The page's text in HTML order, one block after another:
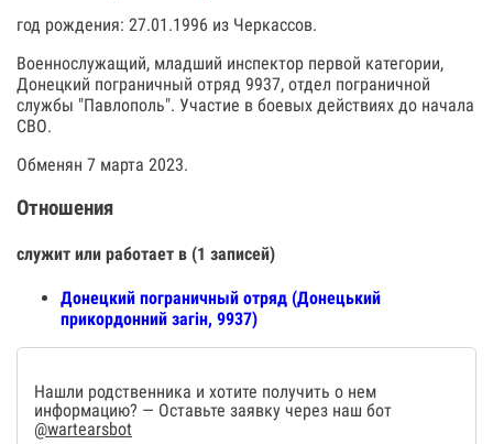
год рождения: 27.01.1996 из Черкассов.
Военнослужащий, младший инспектор первой категории,
Донецкий пограничный отряд 9937, отдел пограничной
службы "Павлополь". Участие в боевых действиях до начала
СВО.
Обменян 7 марта 2023.
Отношения
служит или работает в (1 записей)
Донецкий пограничный отряд (Донецький
прикордонний загін, 9937)
Нашли родственника и хотите получить о нем
информацию? — Оставьте заявку через наш бот
@wartearsbot